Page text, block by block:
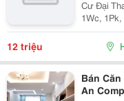
Cư Đại Thanh
1Wc, 1Pk, 1 Bếp,
Gốc 12Tr/M2 Chênh Thấp Nhất Nhận Nhà:
Hệ: 0977
12 triệu
Bán
An